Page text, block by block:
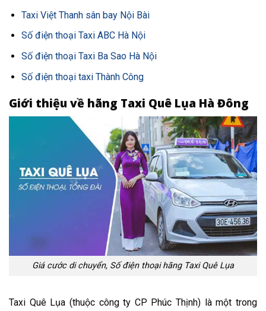
Taxi Việt Thanh sân bay Nội Bài
Số điện thoại Taxi ABC Hà Nội
Số điện thoại Taxi Ba Sao Hà Nội
Số điện thoại taxi Thành Công
Giới thiệu về hãng Taxi Quê Lụa Hà Đông
Giá cước di chuyển, Số điện thoại hãng Taxi Quê Lụa
Taxi Quê Lụa (thuộc công ty CP Phúc Thịnh) là một trong